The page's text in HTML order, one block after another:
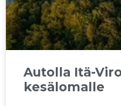
Autolla Itä-
kesälomalle